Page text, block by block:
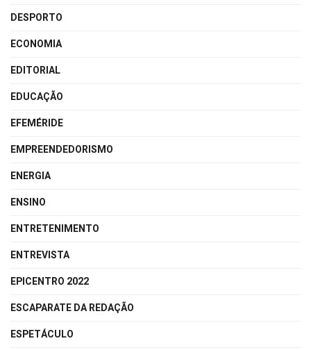
DESPORTO
ECONOMIA
EDITORIAL
EDUCAÇÃO
EFEMÉRIDE
EMPREENDEDORISMO
ENERGIA
ENSINO
ENTRETENIMENTO
ENTREVISTA
EPICENTRO 2022
ESCAPARATE DA REDAÇÃO
ESPETÁCULO